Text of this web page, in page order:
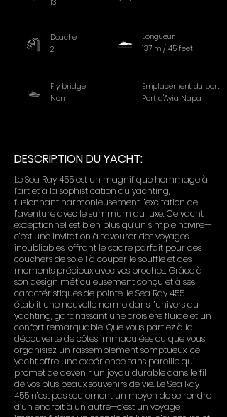
13
1
Douche
2
Longueur
13.7 m / 45 feet
Fly bridge
Non
Emplacement du port
Port d'Ayia Napa
DESCRIPTION DU YACHT:
Le Sea Ray 455 est un magnifique hommage à
l’art et à la sophistication du yachting,
fusionnant harmonieusement l’excitation de
l’aventure avec le summum du luxe. Ce yacht
exceptionnel est bien plus qu’un simple navire—
c’est une invitation à savourer des voyages
inoubliables, offrant le cadre parfait pour des
couchers de soleil à couper le souffle et des
moments précieux avec vos proches. Grâce à
son design méticuleusement conçu et à ses
caractéristiques de pointe, le Sea Ray 455
établit une nouvelle norme dans l’univers du
yachting, garantissant une croisière fluide et un
confort remarquable. Que vous partiez à la
découverte de côtes immaculées ou que vous
organisiez un rassemblement somptueux, ce
yacht offre une expérience sans pareille qui
promet de devenir un joyau durable dans le fil
de vos plus beaux souvenirs de vie. Le Sea Ray
455 n’est pas seulement un moyen de se rendre
d’un endroit à un autre—c’est un voyage